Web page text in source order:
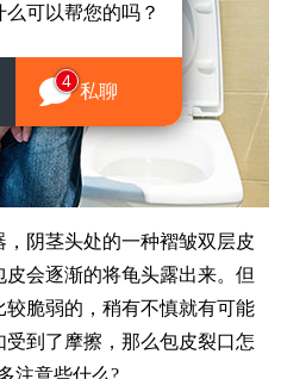
阴茎头处的一种褶皱双层皮
会逐渐的将龟头露出来。但
脆弱的，稍有不慎就有可能
到了摩擦，那么包皮裂口怎
注意些什么?
么可以帮您的吗？
4 私聊